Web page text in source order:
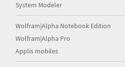
System Modeler
Wolfram|Alpha Notebook Edition
Wolfram|Alpha Pro
Applis mobiles